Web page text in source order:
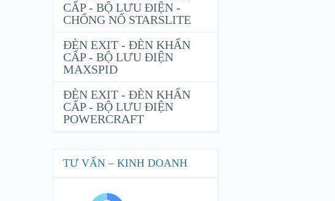
CẤP - BỘ LƯU ĐIỆN -
CHỐNG NỔ STARSLITE
ĐÈN EXIT - ĐÈN KHẨN
CẤP - BỘ LƯU ĐIỆN
MAXSPID
ĐÈN EXIT - ĐÈN KHẨN
CẤP - BỘ LƯU ĐIỆN
POWERCRAFT
TƯ VẤN – KINH DOANH